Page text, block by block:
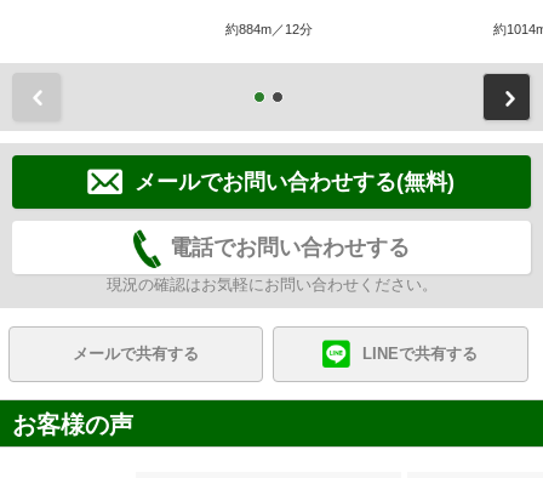
約884m／12分 約
メールでお問い合わせする(無料)
電話でお問い合わせする
現況の確認はお気軽にお問い合わせください。
メールで共有する LINEで共有する
お客様の声